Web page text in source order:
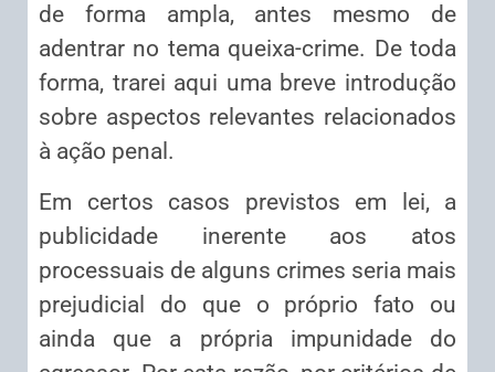
de forma ampla, antes mesmo de
adentrar no tema queixa-crime. De toda
forma, trarei aqui uma breve introdução
sobre aspectos relevantes relacionados
à ação penal.
Em certos casos previstos em lei, a
publicidade inerente aos atos
processuais de alguns crimes seria mais
prejudicial do que o próprio fato ou
ainda que a própria impunidade do